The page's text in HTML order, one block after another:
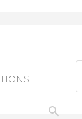
search